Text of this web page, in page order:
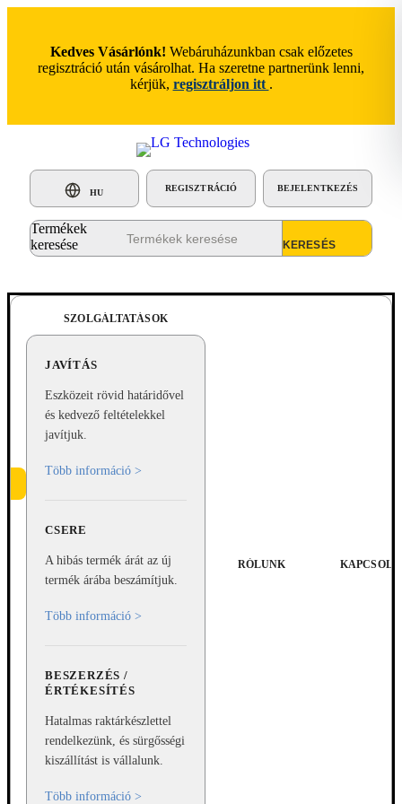
Kedves Vásárlónk! Webáruházunkban csak előzetes
regisztráció után vásárolhat. Ha szeretne partnerünk lenni,
kérjük, regisztráljon itt .
REGISZTRÁCIÓ BEJELENTKEZÉS
HU
Termékek
keresése
SZOLGÁLTATÁSOK
JAVÍTÁS
Eszközeit rövid határidővel
és kedvező feltételekkel
javítjuk.
Több információ >
CSERE
A hibás termék árát az új
termék árába beszámítjuk.
Több információ >
BESZERZÉS /
ÉRTÉKESÍTÉS
Hatalmas raktárkészlettel
rendelkezünk, és sürgősségi
kiszállítást is vállalunk.
Több információ >
RÓLUNK